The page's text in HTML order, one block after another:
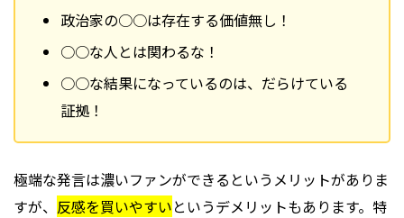
政治家の○○は存在する価値無し！
○○な人とは関わるな！
○○な結果になっているのは、だらけている
証拠！
極端な発言は濃いファンができるというメリットがありま
すが、 反感を買いやすいというデメリットもあります。特